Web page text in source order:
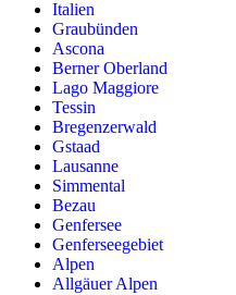
Italien
Graubünden
Ascona
Berner Oberland
Lago Maggiore
Tessin
Bregenzerwald
Gstaad
Lausanne
Simmental
Bezau
Genfersee
Genferseegebiet
Alpen
Allgäuer Alpen